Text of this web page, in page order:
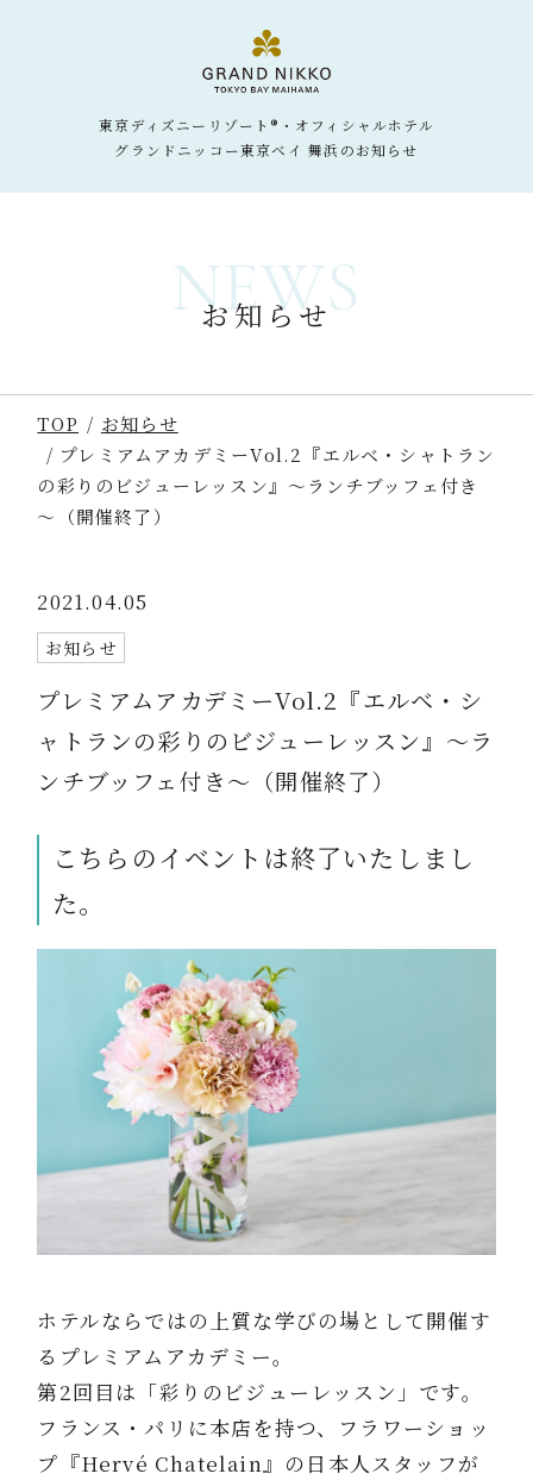
東京ディズニーリゾート®・オフィシャルホテル
グランドニッコー東京ベイ 舞浜のお知らせ
NEWS
お知らせ
TOP
お知らせ
プレミアムアカデミーVol.2『エルベ・シャトラン
の彩りのビジューレッスン』～ランチブッフェ付き
～（開催終了）
2021.04.05
お知らせ
プレミアムアカデミーVol.2『エルベ・シ
ャトランの彩りのビジューレッスン』～ラ
ンチブッフェ付き～（開催終了）
こちらのイベントは終了いたしまし
た。
ホテルならではの上質な学びの場として開催す
るプレミアムアカデミー。
第2回目は「彩りのビジューレッスン」です。
フランス・パリに本店を持つ、フラワーショッ
プ『Hervé Chatelain』の日本人スタッフが